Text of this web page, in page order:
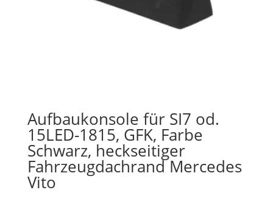
Aufbaukonsole für SI7 od.
15LED-1815, GFK, Farbe
Schwarz, heckseitiger
Fahrzeugdachrand Mercedes
Vito